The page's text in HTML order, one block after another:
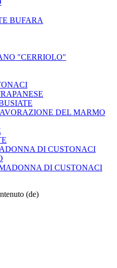
BUFARA
"CERRIOLO"
DEL MARMO
DI CUSTONACI
DI CUSTONACI
(de)